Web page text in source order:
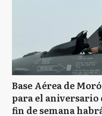
Base Aérea de
para el aniversario
fin de semana